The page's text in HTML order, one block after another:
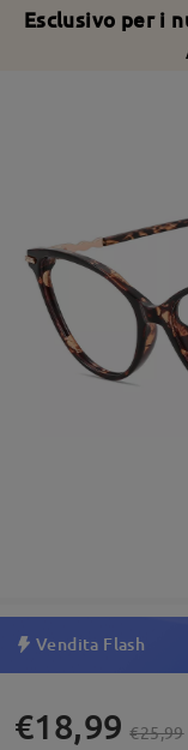
Esclusivo per i
Vendita Flash
€18,99 €25,99